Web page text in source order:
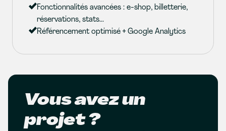
Fonctionnalités avancées : e-shop, billetterie,
réservations, stats...
Référencement optimisé + Google Analytics
Vous avez un
projet ?